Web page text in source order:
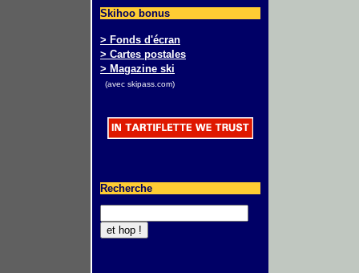
Skihoo bonus
> Fonds d'écran
> Cartes postales
> Magazine ski
(avec skipass.com)
Recherche